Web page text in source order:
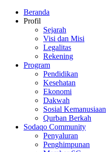
Beranda
Profil
Sejarah
Visi dan Misi
Legalitas
Rekening
Program
Pendidikan
Kesehatan
Ekonomi
Dakwah
Sosial Kemanusiaan
Qurban Berkah
Sodaqo Community
Penyaluran
Penghimpunan